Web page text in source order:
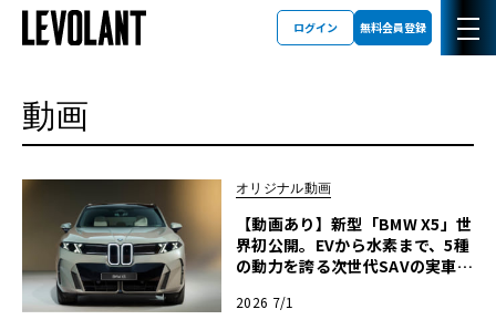
ログイン 無料会員登録
動画
オリジナル動画
【動画あり】新型「BMW X5」世
界初公開。EVから水素まで、5種
の動力を誇る次世代SAVの実車を
2026 7/1